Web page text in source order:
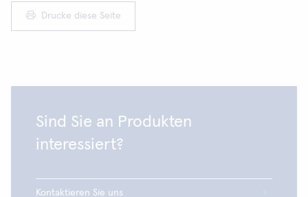
Drucke diese Seite
Sind Sie an Produkten
interessiert?
Kontaktieren Sie uns